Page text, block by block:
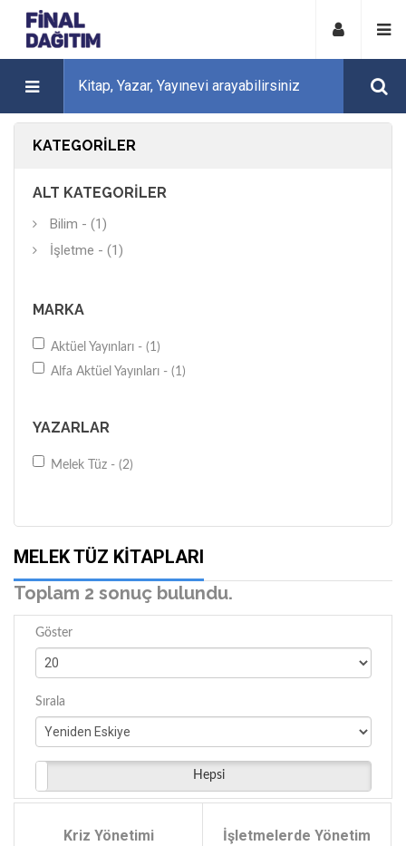
KATEGORILER
ALT KATEGORILER
Bilim - (1)
İşletme - (1)
MARKA
Aktüel Yayınları - (1)
Alfa Aktüel Yayınları - (1)
YAZARLAR
Melek Tüz - (2)
MELEK TÜZ KITAPLARI
Toplam 2 sonuç bulundu.
Göster
Sırala
Hepsi
Kriz Yönetimi
İşletmelerde Yönetim